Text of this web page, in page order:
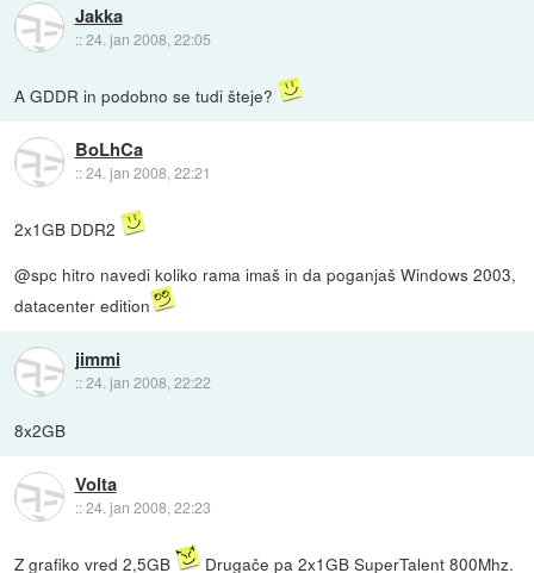
Jakka
::24. jan 2008, 22:05
A GDDR in podobno se tudi šteje?
BoLhCa
::24. jan 2008, 22:21
2x1GB DDR2
@spc hitro navedi koliko rama imaš in da poganjaš Windows 2003,
datacenter edition
jimmi
::24. jan 2008, 22:22
8x2GB
Volta
::24. jan 2008, 22:23
Z grafiko vred 2,5GB Drugače pa 2x1GB SuperTalent 800Mhz.